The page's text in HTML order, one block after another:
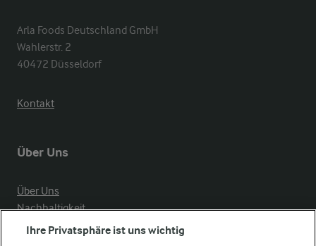
Arla Foods Deutschland GmbH
Wahlerstr. 2
40472 Düsseldorf
Kontakt
Über Uns
Über Uns
Nachhaltigkeit
Compliance
Ihre Privatsphäre ist uns wichtig